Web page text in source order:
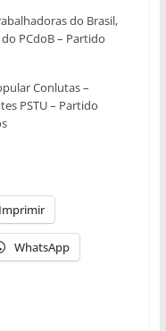
do Brasil,
PCdoB – Partido
Conlutas –
PSTU – Partido
Imprimir
WhatsApp